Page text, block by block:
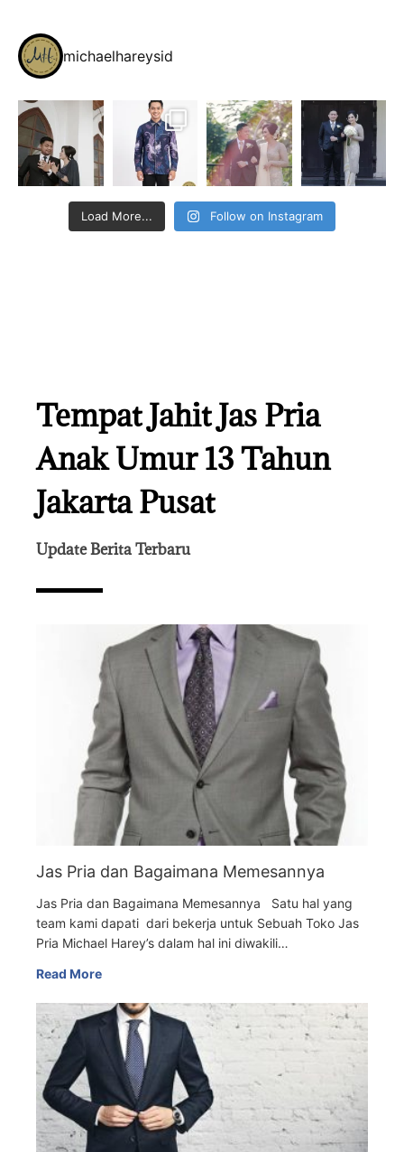
michaelhareysid
Load More... Follow on Instagram
Tempat Jahit Jas Pria
Anak Umur 13 Tahun
Jakarta Pusat
Update Berita Terbaru
Jas Pria dan Bagaimana Memesannya
Jas Pria dan Bagaimana Memesannya Satu hal yang
team kami dapati dari bekerja untuk Sebuah Toko Jas
Pria Michael Harey’s dalam hal ini diwakili…
Read More